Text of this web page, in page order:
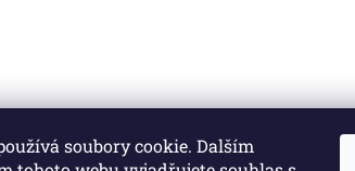
soubory cookie. Dalším